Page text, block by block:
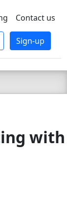
Contact us
Sign-up
with